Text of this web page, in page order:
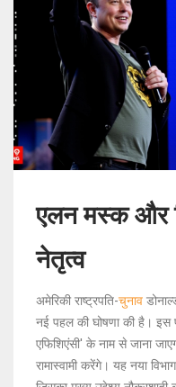
एलन मस्क और
नेतृत्व
अमेरिकी राष्ट्रपति-चुनाव
नई पहल की घोषणा की है। इस
एफिशिएंसी' के नाम से जाना
रामास्वामी करेंगे। यह नया